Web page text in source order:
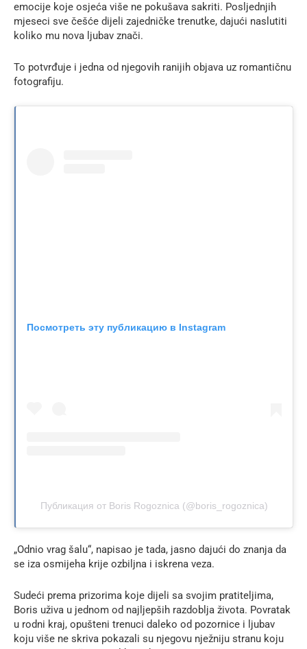
emocije koje osjeća više ne pokušava sakriti. Posljednjih
mjeseci sve češće dijeli zajedničke trenutke, dajući naslutiti
koliko mu nova ljubav znači.
To potvrđuje i jedna od njegovih ranijih objava uz romantičnu
fotografiju.
Посмотреть эту публикацию в Instagram
Публикация от Boris Rogoznica (@boris_rogoznica)
„Odnio vrag šalu“, napisao je tada, jasno dajući do znanja da
se iza osmijeha krije ozbiljna i iskrena veza.
Sudeći prema prizorima koje dijeli sa svojim pratiteljima,
Boris uživa u jednom od najljepših razdoblja života. Povratak
u rodni kraj, opušteni trenuci daleko od pozornice i ljubav
koju više ne skriva pokazali su njegovu nježniju stranu koju